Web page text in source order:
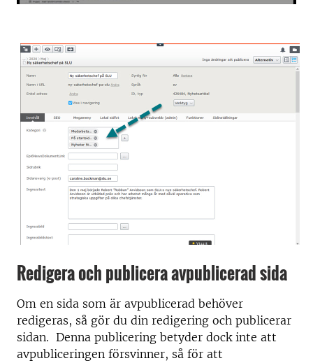
Redigera och publicera avpublicerad sida
Om en sida som är avpublicerad behöver
redigeras, så gör du din redigering och publicerar
sidan. Denna publicering betyder dock inte att
avpubliceringen försvinner, så för att